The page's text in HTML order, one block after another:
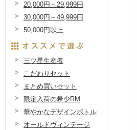
20,000円～29,999円
30,000円～49,999円
50,000円以上
三ツ星生産者
こだわりセット
まとめ買いセット
限定入荷の希少RM
華やかなデザインボトル
オールドヴィンテージ